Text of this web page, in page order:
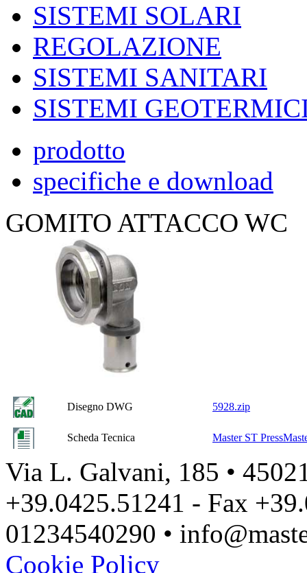
SISTEMI SOLARI
REGOLAZIONE
SISTEMI SANITARI
SISTEMI
prodotto
specifiche e download
GOMITO ATTACCO WC
Disegno DWG 5928.zip
Scheda Tecnica Master ST
Via L. Galvani, 185 •
+39.0425.51241 - Fax
01234540290 •
Cookie Policy